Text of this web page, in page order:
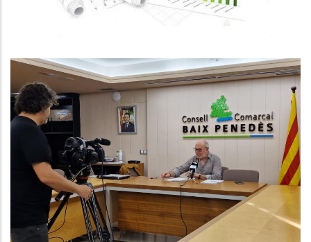
Reducció De L'atur Al Baix
Penedès Durant El Primer
Trimestre De 2023
Ocupació